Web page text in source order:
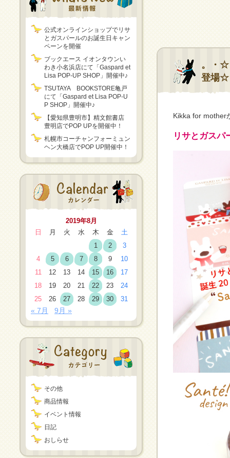
公式オンラインショップでリサ
とガスパールのお誕生日キャン
ペーンを開催
ブックエース イオンタウンい
わき小名浜店にて「Gaspard et
Lisa POP-UP SHOP」開催中♪
TSUTAYA BOOKSTORE亀戸
にて「Gaspard et Lisa POP-U
P SHOP」開催中♪
【愛知県豊明市】精文館書店
豊明店でPOP UPを開催中！
札幌市コーチャンフォーミュン
ヘン大橋店でPOP UP開催中！
2019年8月
日
月 火 水 木 金
土
1
2
3
4
5 6 7 8 9
10
11
12 13 14 15 16
17
18
19 20 21 22 23
24
25
26 27 28 29 30 31
« 7月 9月 »
その他
商品情報
イベント情報
日記
おしらせ
。・☆
登場☆
Kikka for mother
リサとガスパ